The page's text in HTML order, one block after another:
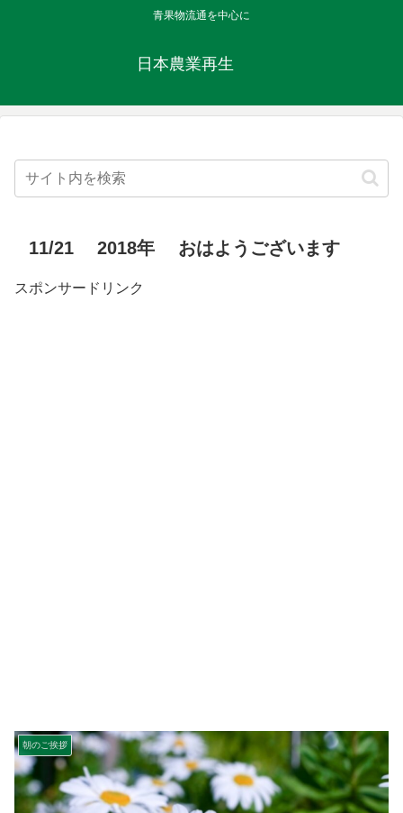
青果物流通を中心に
日本農業再生
11/21 2018年 おはようございます
スポンサードリンク
朝のご挨拶